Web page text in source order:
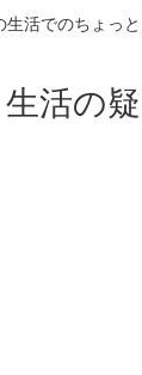
生活でのちょっ
生活の